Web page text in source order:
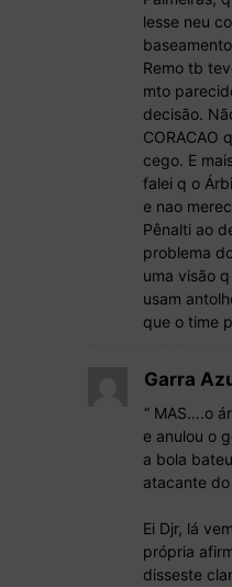
lesse neu
Remo tb
mto
decisão.
CORACAO
cego. E
falei q o
e nao
Pênalti ao
problema
uma visão
usam
que o time
Garra
“ MAS….o
e anulou o
a bola
atacante do
Ei Djr, lá
própria
disseste